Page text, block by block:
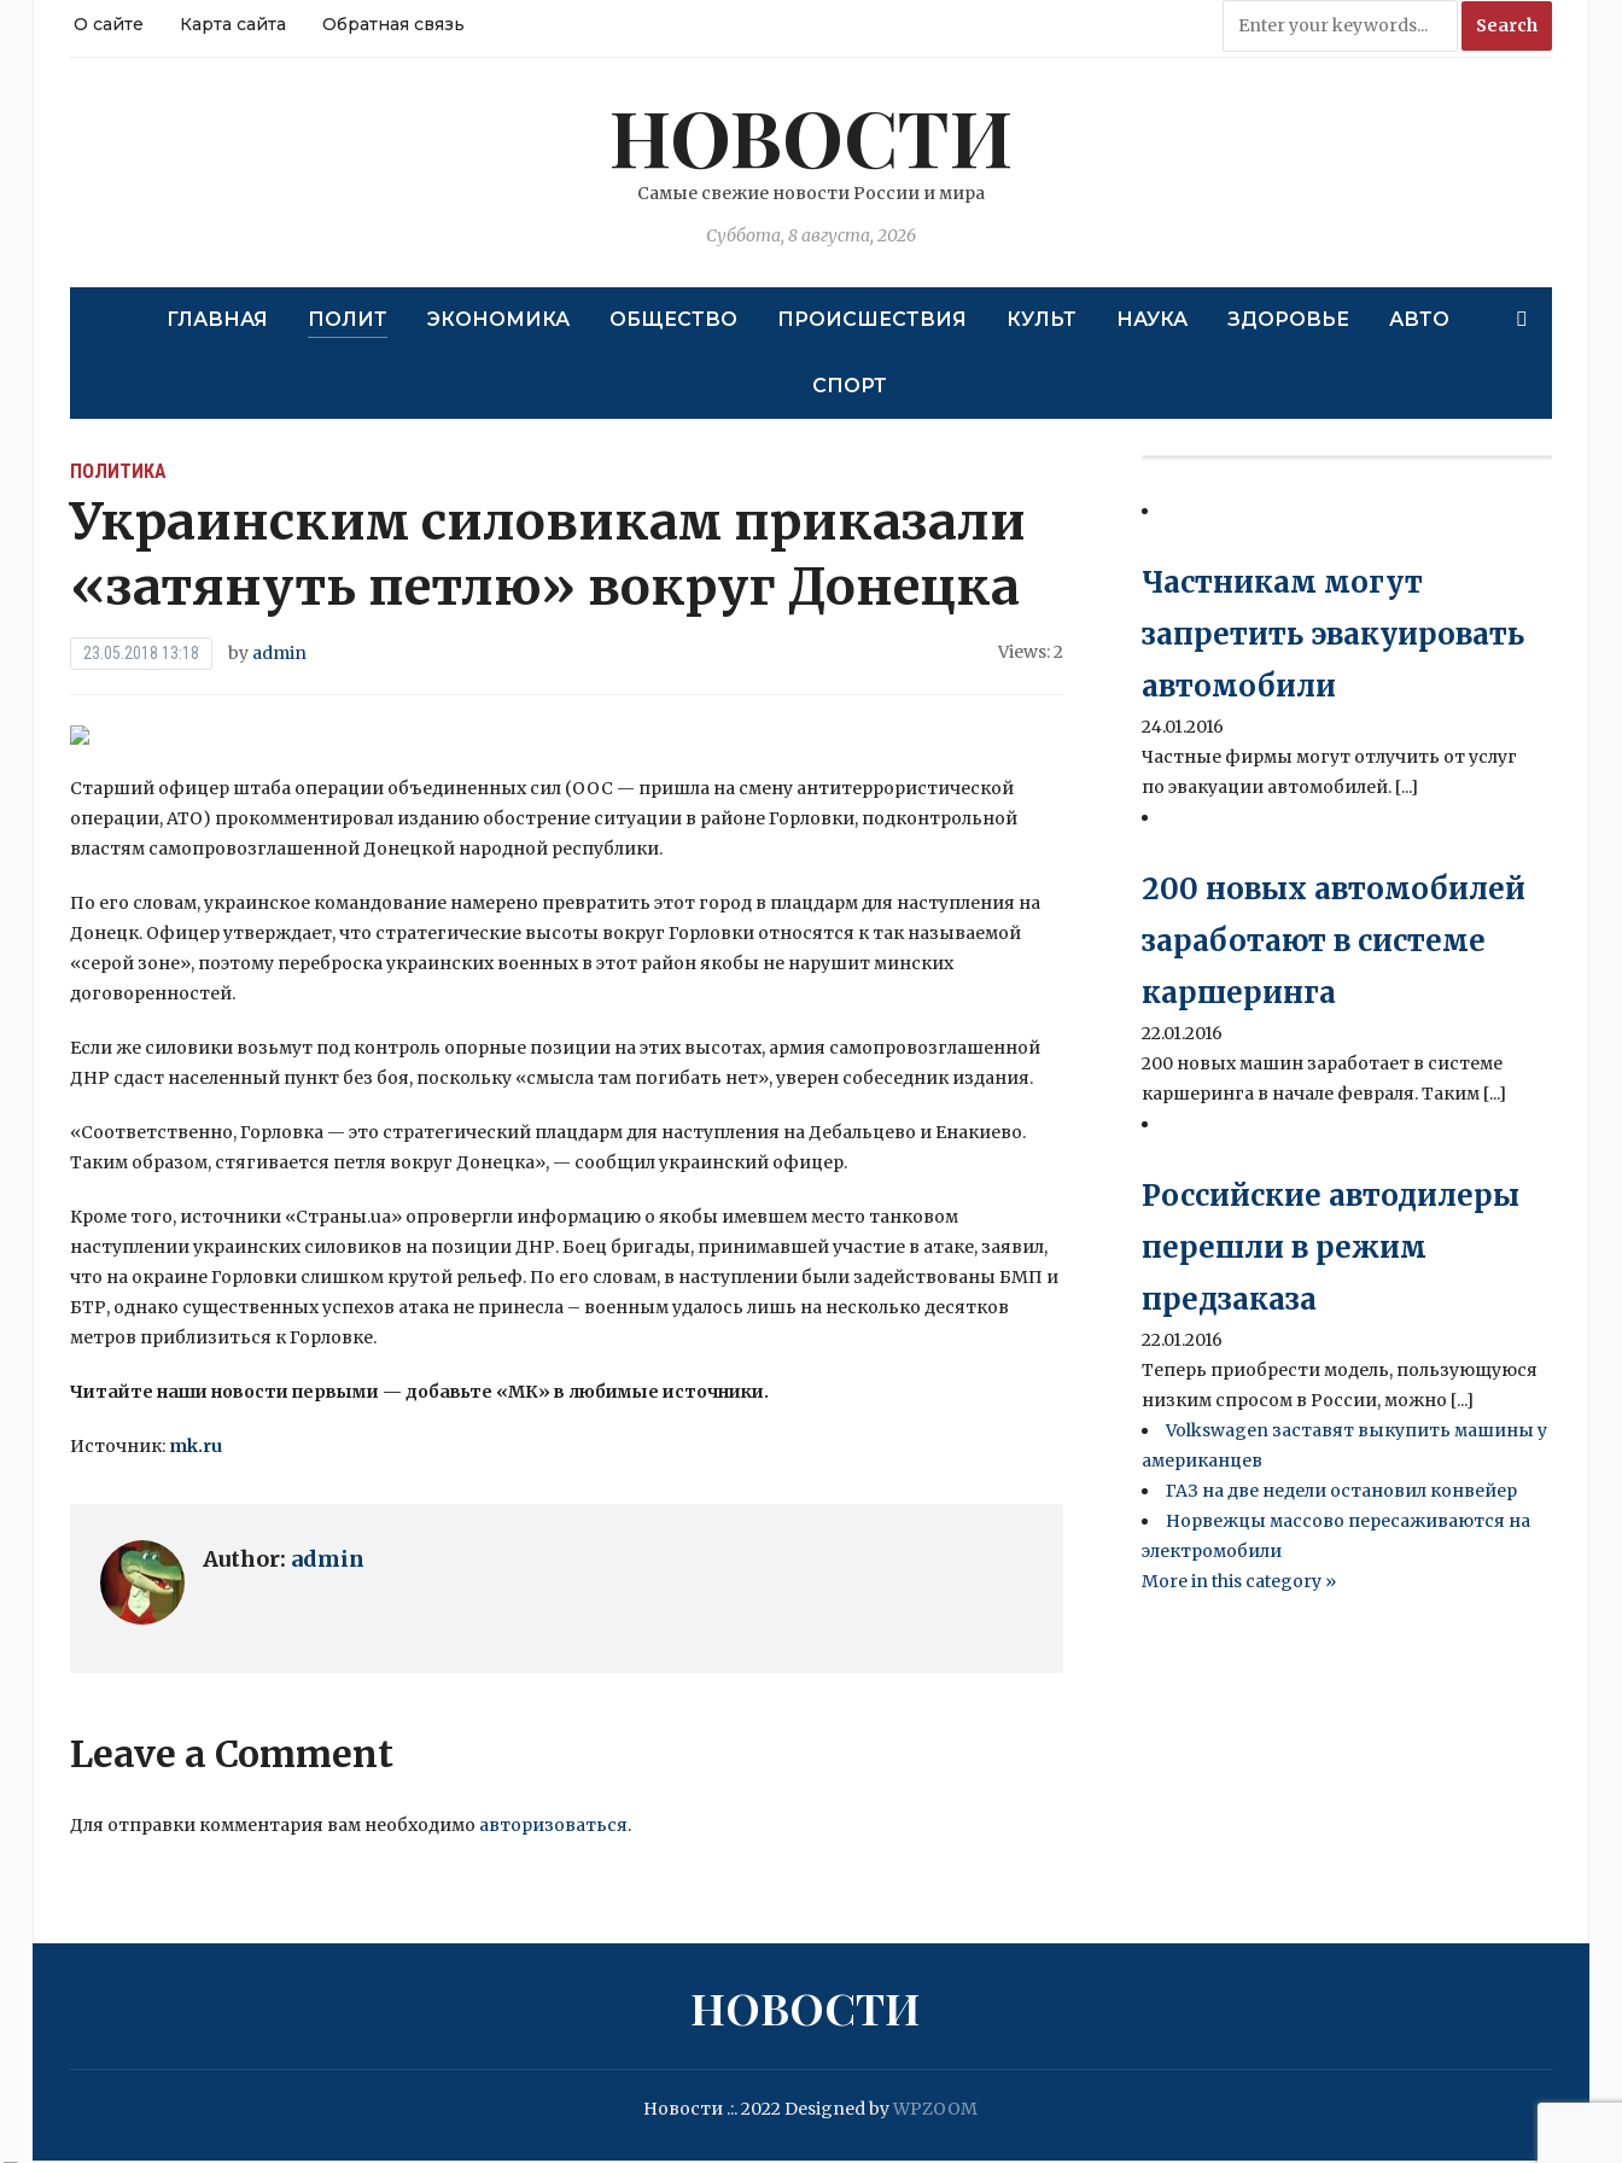
О сайте Карта сайта Обратная связь
НОВОСТИ
Самые свежие новости России и мира
Суббота, 8 августа, 2026
ГЛАВНАЯ ПОЛИТ ЭКОНОМИКА ОБЩЕСТВО ПРОИСШЕСТВИЯ КУЛЬТ НАУКА ЗДОРОВЬЕ АВТО
СПОРТ
ПОЛИТИКА
Украинским силовикам приказали
«затянуть петлю» вокруг Донецка
23.05.2018 13:18 by admin Views: 2
Старший офицер штаба операции объединенных сил (ООС — пришла на смену антитеррористической
операции, АТО) прокомментировал изданию обострение ситуации в районе Горловки, подконтрольной
властям самопровозглашенной Донецкой народной республики.
По его словам,украинское командование намерено превратить этот город в плацдарм для наступления на
Донецк. Офицер утверждает, что стратегические высоты вокруг Горловки относятся к так называемой
«серой зоне», поэтому переброска украинских военных в этот район якобы не нарушит минских
договоренностей.
Если же силовики возьмут под контроль опорные позиции на этих высотах, армия самопровозглашенной
ДНР сдаст населенный пункт без боя, поскольку «смысла там погибать нет», уверен собеседник издания.
«Соответственно, Горловка — это стратегический плацдарм для наступления на Дебальцево и Енакиево.
Таким образом, стягивается петля вокруг Донецка», — сообщил украинский офицер.
Кроме того, источники «Страны.ua» опровергли информацию о якобы имевшем место танковом
наступлении украинских силовиков на позиции ДНР. Боец бригады, принимавшей участие в атаке, заявил,
что на окраине Горловки слишком крутой рельеф. По его словам, в наступлении были задействованы БМП и
БТР, однако существенных успехов атака не принесла – военным удалось лишь на несколько десятков
метров приблизиться к Горловке.
Читайте наши новости первыми — добавьте «МК» в любимые источники.
Источник: mk.ru
Author: admin
Leave a Comment
Для отправки комментария вам необходимо авторизоваться.
Частникам могут
запретить эвакуировать
автомобили
24.01.2016
Частные фирмы могут отлучить от услуг
по эвакуации автомобилей. [...]
200 новых автомобилей
заработают в системе
каршеринга
22.01.2016
200 новых машин заработает в системе
каршеринга в начале февраля. Таким [...]
Российские автодилеры
перешли в режим
предзаказа
22.01.2016
Теперь приобрести модель, пользующуюся
низким спросом в России, можно [...]
Volkswagen заставят выкупить машины у
американцев
ГАЗ на две недели остановил конвейер
Норвежцы массово пересаживаются на
электромобили
More in this category »
НОВОСТИ
Новости .:. 2022Designed byWPZOOM